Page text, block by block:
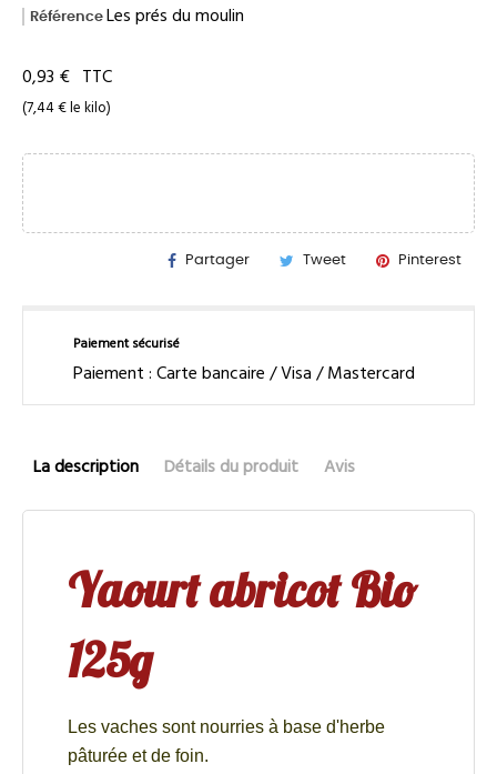
Référence Les prés du moulin
0,93 € TTC
(7,44 € le kilo)
Partager Tweet Pinterest
Paiement sécurisé
Paiement : Carte bancaire / Visa / Mastercard
La description Détails du produit Avis
Yaourt abricot Bio
125g
Les vaches sont nourries à base d'herbe
pâturée et de foin.